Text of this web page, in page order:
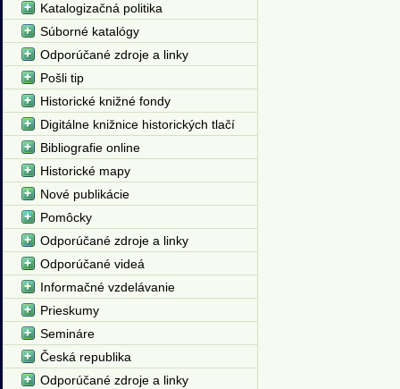
Katalogizačná politika
Súborné katalógy
Odporúčané zdroje a linky
Pošli tip
Historické knižné fondy
Digitálne knižnice historických tlačí
Bibliografie online
Historické mapy
Nové publikácie
Pomôcky
Odporúčané zdroje a linky
Odporúčané videá
Informačné vzdelávanie
Prieskumy
Semináre
Česká republika
Odporúčané zdroje a linky